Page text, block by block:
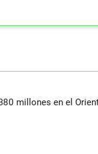
millones en el